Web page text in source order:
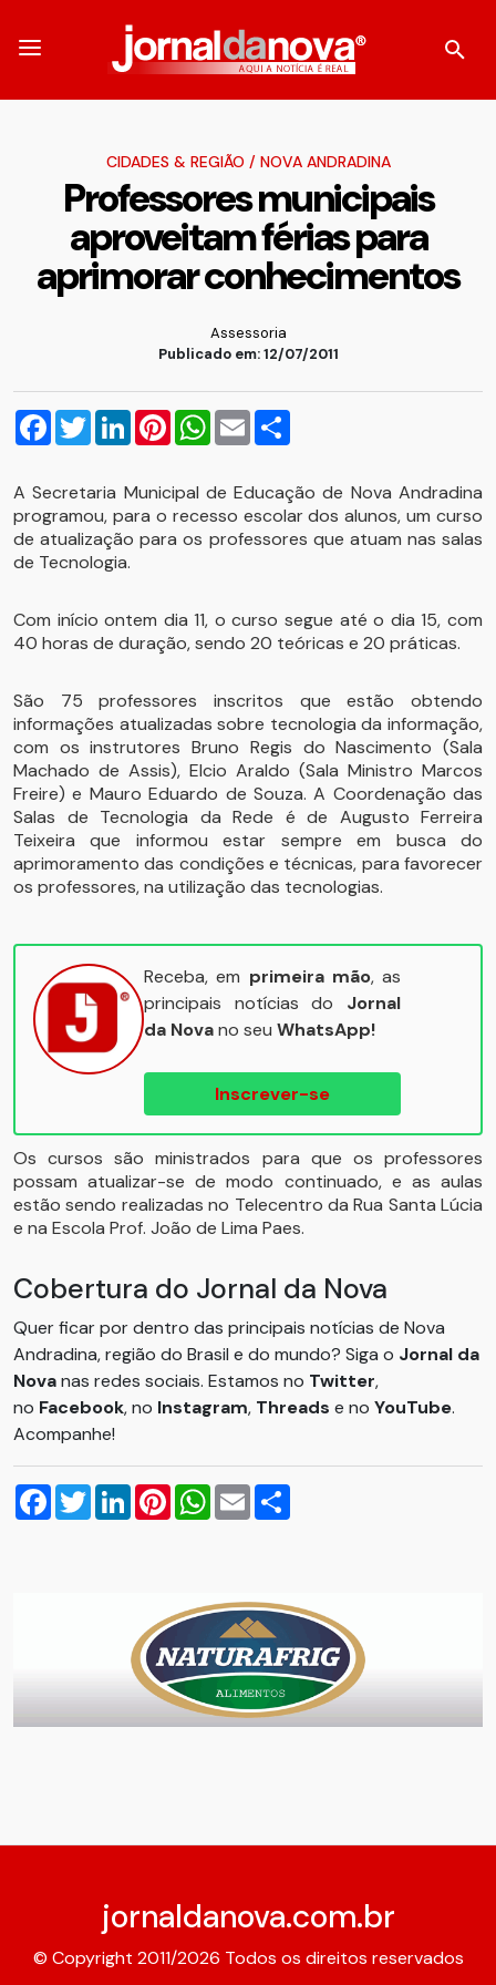
CIDADES & REGIÃO / NOVA ANDRADINA
Professores municipais
aproveitam férias para
aprimorar conhecimentos
Assessoria
Publicado em: 12/07/2011
Facebook
TwitterLinkedInPinterestWhatsApp
Email
A Secretaria Municipal de Educação de Nova Andradina
programou, para o recesso escolar dos alunos, um curso
de atualização para os professores que atuam nas salas
de Tecnologia.
Com início ontem dia 11, o curso segue até o dia 15, com
40 horas de duração, sendo 20 teóricas e 20 práticas.
São 75 professores inscritos que estão obtendo
informações atualizadas sobre tecnologia da informação,
com os instrutores Bruno Regis do Nascimento (Sala
Machado de Assis), Elcio Araldo (Sala Ministro Marcos
Freire) e Mauro Eduardo de Souza. A Coordenação das
Salas de Tecnologia da Rede é de Augusto Ferreira
Teixeira que informou estar sempre em busca do
aprimoramento das condições e técnicas, para favorecer
os professores, na utilização das tecnologias.
Receba, em primeira mão, as
principais notícias do Jornal
da Novano seu WhatsApp!
Inscrever-se
Os cursos são ministrados para que os professores
possam atualizar-se de modo continuado, e as aulas
estão sendo realizadas no Telecentro da Rua Santa Lúcia
e na Escola Prof. João de Lima Paes.
Cobertura do Jornal da Nova
Quer ficar por dentro das principais notícias de Nova
Andradina, região do Brasil e do mundo? Siga o Jornal da
Novanas redes sociais. Estamos no Twitter,
no Facebook, no Instagram, Threads e no YouTube.
Acompanhe!
Facebook
TwitterLinkedInPinterestWhatsApp
Email
jornaldanova.com.br
© Copyright 2011/2026 Todos os direitos reservados